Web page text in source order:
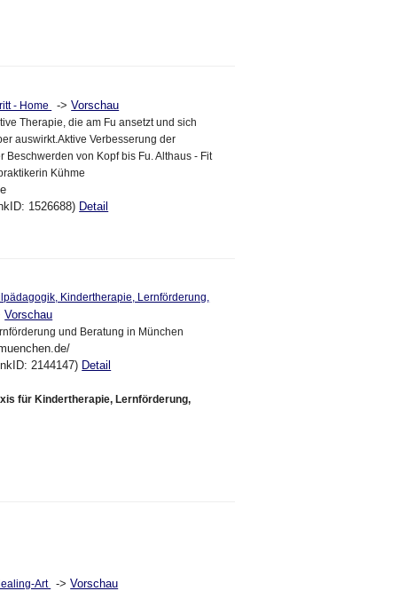
- Home ->Vorschau
Therapie, die am Fu ansetzt und sich
auswirkt.Aktive Verbesserung der
Beschwerden von Kopf bis Fu. Althaus - Fit
Kühme
1526688) Detail
Kindertherapie, Lernförderung,
Vorschau
und Beratung in München
2144147) Detail
für Kindertherapie, Lernförderung,
Art ->Vorschau